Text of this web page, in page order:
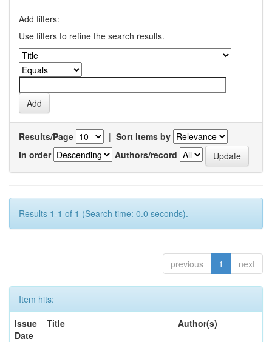
Add filters:
Use filters to refine the search results.
Results/Page | Sort items by
In order
Authors/record
Results 1-1 of 1 (Search time: 0.0 seconds).
previous 1 next
Item hits:
Issue
Date
Title Author(s)